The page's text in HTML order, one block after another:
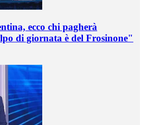
ecco chi pagherà
di giornata è del Frosinone"